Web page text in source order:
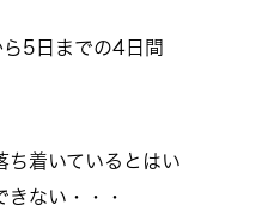
5日までの4日間
ち着いているとはい
きない・・・